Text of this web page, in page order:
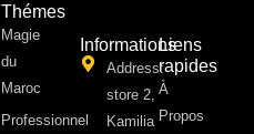
Thémes
Magie
du
Maroc
Professionnel
Informations
Address:
store 2,
Kamilia
Liens
rapides
À
Propos ​